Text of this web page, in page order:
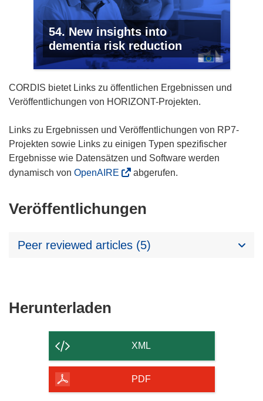
54. New insights into
dementia risk reduction
CORDIS bietet Links zu öffentlichen Ergebnissen und
Veröffentlichungen von HORIZONT-Projekten.
Links zu Ergebnissen und Veröffentlichungen von RP7-
Projekten sowie Links zu einigen Typen spezifischer
Ergebnisse wie Datensätzen und Software werden
dynamisch von OpenAIRE abgerufen.
Veröffentlichungen
Peer reviewed articles (5)
Herunterladen
der
Seite
herunterladen
XML
PDF